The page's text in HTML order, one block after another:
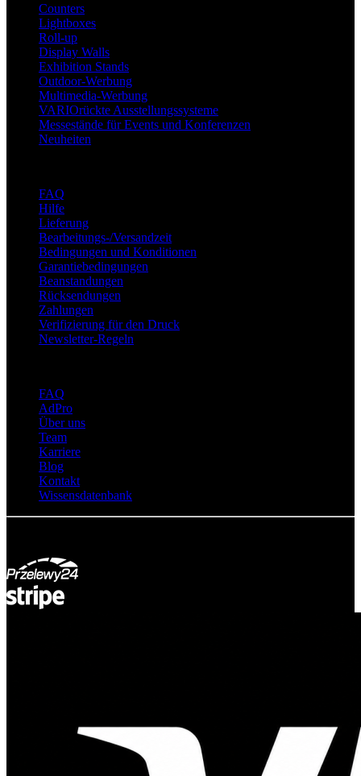
Counters
Lightboxes
Roll-up
Display Walls
Exhibition Stands
Outdoor-Werbung
Multimedia-Werbung
VARIOrückte Ausstellungssysteme
Messestände für Events und Konferenzen
Neuheiten
FAQ
Hilfe
Lieferung
Bearbeitungs-/Versandzeit
Bedingungen und Konditionen
Garantiebedingungen
Beanstandungen
Rücksendungen
Zahlungen
Verifizierung für den Druck
Newsletter-Regeln
FAQ
AdPro
Über uns
Team
Karriere
Blog
Kontakt
Wissensdatenbank